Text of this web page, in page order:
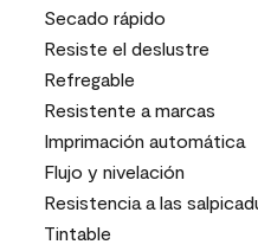
Secado rápido
Resiste el deslustre
Refregable
Resistente a marcas
Imprimación automática
Flujo y nivelación
Resistencia a las
Tintable